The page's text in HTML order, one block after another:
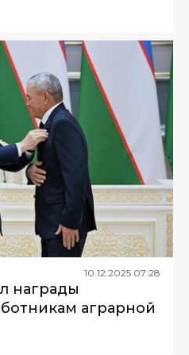
10 12 2025 07:28
награды
аграрной